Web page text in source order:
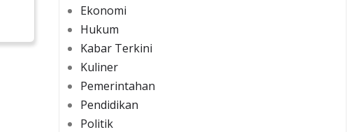
Ekonomi
Hukum
Kabar Terkini
Kuliner
Pemerintahan
Pendidikan
Politik